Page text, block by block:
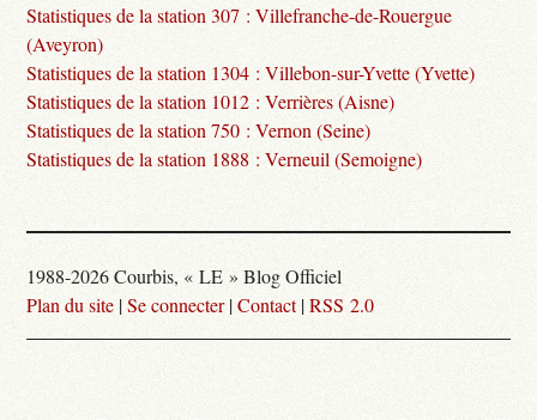
Statistiques de la station 307 : Villefranche-de-Rouergue
(Aveyron)
Statistiques de la station 1304 : Villebon-sur-Yvette (Yvette)
Statistiques de la station 1012 : Verrières (Aisne)
Statistiques de la station 750 : Vernon (Seine)
Statistiques de la station 1888 : Verneuil (Semoigne)
1988-2026 Courbis, « LE » Blog Officiel
Plan du site |Se connecter|Contact|RSS 2.0